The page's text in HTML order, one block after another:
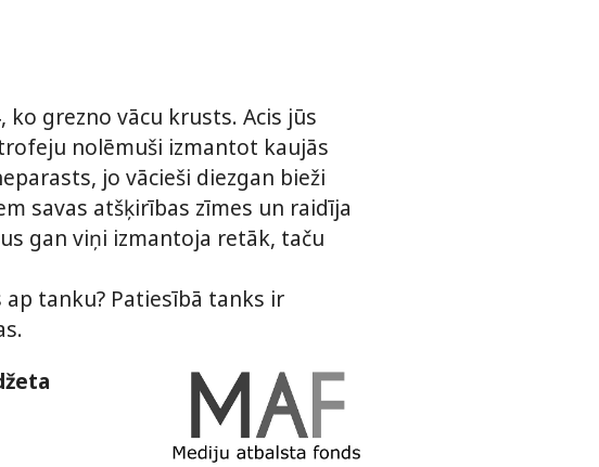
grezno vācu krusts. Acis jūs
nolēmuši izmantot kaujās
jo vācieši diezgan bieži
savas atšķirības zīmes un raidīja
gan viņi izmantoja retāk, taču
tanku? Patiesībā tanks ir